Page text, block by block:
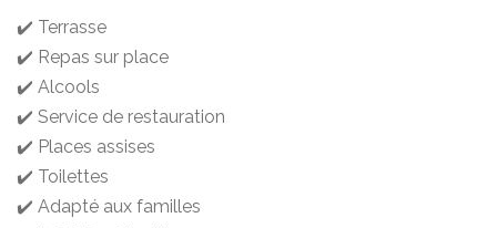
✔️ Terrasse
✔️ Repas sur place
✔️ Alcools
✔️ Service de restauration
✔️ Places assises
✔️ Toilettes
✔️ Adapté aux familles